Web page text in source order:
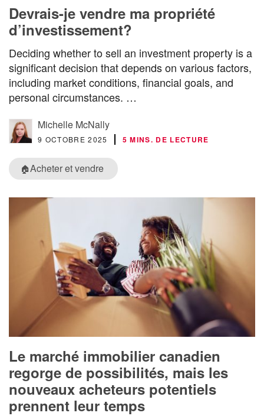
Devrais-je vendre ma propriété
d’investissement?
Deciding whether to sell an investment property is a
significant decision that depends on various factors,
including market conditions, financial goals, and
personal circumstances. …
Michelle McNally
9 OCTOBRE 2025 5 MINS. DE LECTURE
🏠Acheter et vendre
Le marché immobilier canadien
regorge de possibilités, mais les
nouveaux acheteurs potentiels
prennent leur temps